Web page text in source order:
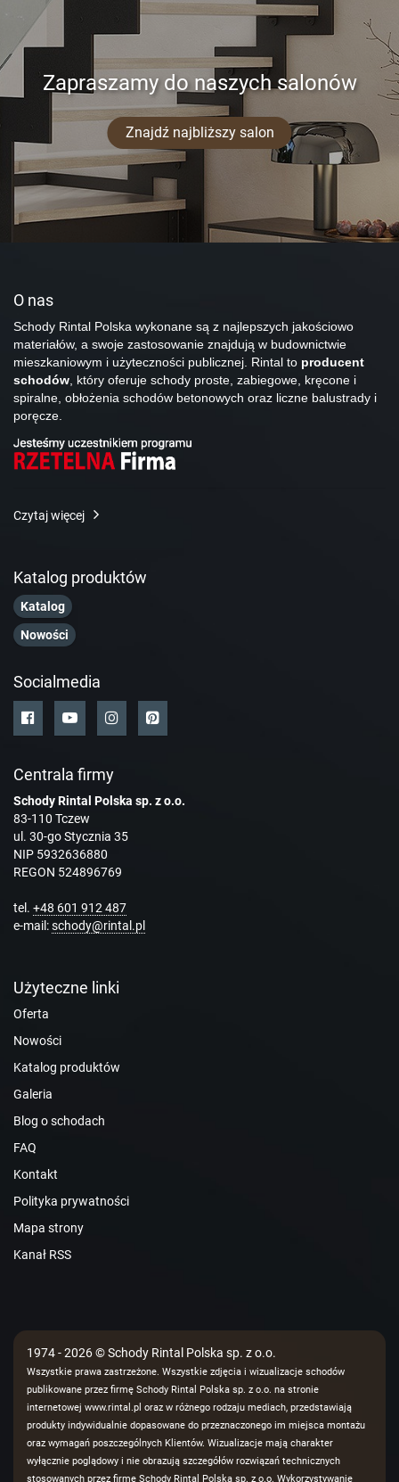
Zapraszamy do naszych salonów
Znajdź najbliższy salon
O nas
Schody Rintal Polska wykonane są z najlepszych jakościowo
materiałów, a swoje zastosowanie znajdują w budownictwie
mieszkaniowym i użyteczności publicznej. Rintal to producent
schodów, który oferuje schody proste, zabiegowe, kręcone i
spiralne, obłożenia schodów betonowych oraz liczne balustrady i
poręcze.
Czytaj więcej
Katalog produktów
Katalog
Nowości
Socialmedia
Centrala firmy
Schody Rintal Polska sp. z o.o.
83-110 Tczew
ul. 30-go Stycznia 35
NIP 5932636880
REGON 524896769
tel. +48 601 912 487
e-mail:schody@rintal.pl
Użyteczne linki
Oferta
Nowości
Katalog produktów
Galeria
Blog o schodach
FAQ
Kontakt
Polityka prywatności
Mapa strony
Kanał RSS
1974 - 2026 © Schody Rintal Polska sp. z o.o.
Wszystkie prawa zastrzeżone. Wszystkie zdjęcia i wizualizacje schodów
publikowane przez firmę Schody Rintal Polska sp. z o.o. na stronie
internetowej www.rintal.pl oraz w różnego rodzaju mediach, przedstawiają
produkty indywidualnie dopasowane do przeznaczonego im miejsca montażu
oraz wymagań poszczególnych Klientów. Wizualizacje mają charakter
wyłącznie poglądowy i nie obrazują szczegółów rozwiązań technicznych
stosowanych przez firmę Schody Rintal Polska sp. z o.o. Wykorzystywanie